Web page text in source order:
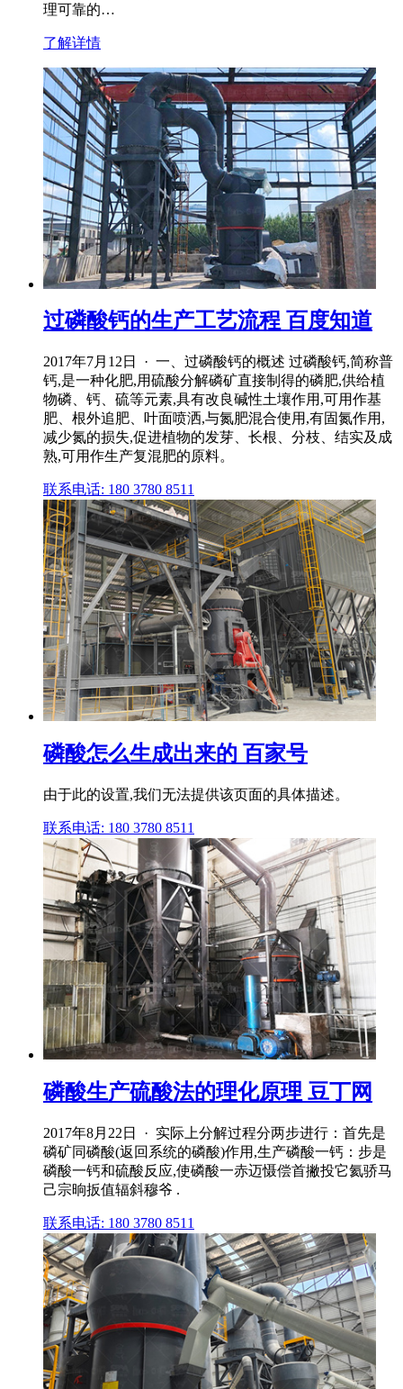
理可靠的…
了解详情
过磷酸钙的生产工艺流程 百度知道
2017年7月12日 · 一、过磷酸钙的概述 过磷酸钙,简称普
钙,是一种化肥,用硫酸分解磷矿直接制得的磷肥,供给植
物磷、钙、硫等元素,具有改良碱性土壤作用,可用作基
肥、根外追肥、叶面喷洒,与氮肥混合使用,有固氮作用,
减少氮的损失,促进植物的发芽、长根、分枝、结实及成
熟,可用作生产复混肥的原料。
联系电话: 180 3780 8511
磷酸怎么生成出来的 百家号
由于此的设置,我们无法提供该页面的具体描述。
联系电话: 180 3780 8511
磷酸生产硫酸法的理化原理 豆丁网
2017年8月22日 · 实际上分解过程分两步进行：首先是
磷矿同磷酸(返回系统的磷酸)作用,生产磷酸一钙：步是
磷酸一钙和硫酸反应,使磷酸一赤迈慑偿首撇投它氦骄马
己宗晌扳值辐斜穆爷 .
联系电话: 180 3780 8511